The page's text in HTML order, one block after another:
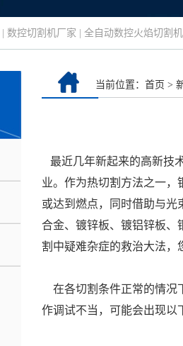
数控切割机厂家 全自动数控火焰切割
当前位置： 首页 >
最近几年新起来的高新
业。作为热切割方法之一，
或达到燃点，同时借助与光
合金、镀锌板、镀铝锌板、
割中疑难杂症的救治大法，
在各切割条件正常的情况
作调试不当，可能会出现以